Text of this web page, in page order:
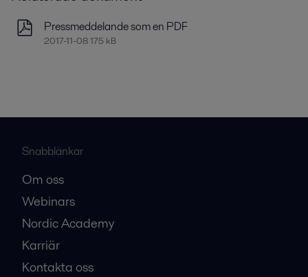
Pressmeddelande som en PDF
2017-11-08 175 kB
Snabblänkar
Om oss
Webinars
Nordic Academy
Karriär
Kontakta oss